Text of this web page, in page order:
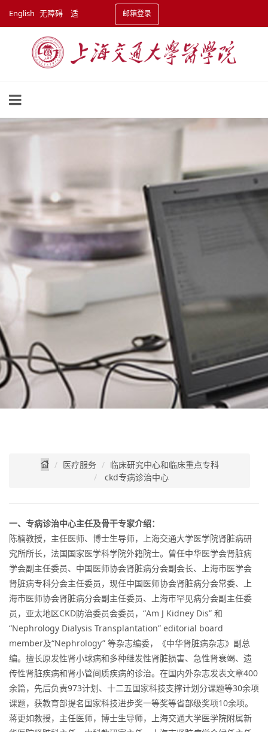
English 无障碍 适 邮箱登录
医疗服务
临床研究中心和临床重点专科
ckd专病诊治中心
一、专病诊治中心主任及骨干专家介绍：
陈楠教授，主任医师、博士生导师，上海交通大学医学院肾脏病研
究所所长，法国国家医学科学院外籍院士。曾任中华医学会肾脏病
学会副主任委员、中国医师协会肾脏病分会副会长、上海市医学会
肾脏病专科分会主任委员，现任中国医师协会肾脏病分会常委、上
海市医师协会肾脏病分会副主任委员、上海市罕见病分会副主任委
员，亚太地区CKD防治委员会委员，“Am J Kidney Dis” 和
“Nephrology Dialysis Transplantation” editorial board
member及“Nephrology” 等杂志编委，《中华肾脏病杂志》副总
编。擅长原发性肾小球病和多种继发性肾脏损害、急性肾衰竭、遗
传性肾脏疾病和肾小管间质疾病的诊治。在国内外杂志发表文章400
余篇，先后负责973计划、十二五国家科技支撑计划分课题等30余项
课题，获教育部提名国家科技进步奖一等奖等省部级奖项10余项。
蒋更如教授，主任医师，博士生导师，上海交通大学医学院附属新